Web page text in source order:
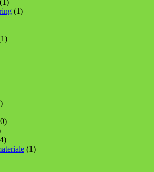
(1)
(1)